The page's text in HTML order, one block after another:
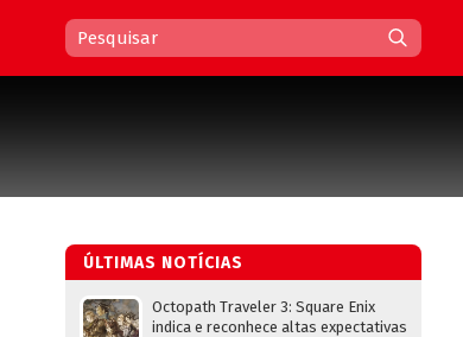
ÚLTIMAS NOTÍCIAS
Octopath Traveler 3: Square Enix
indica e reconhece altas expectativas